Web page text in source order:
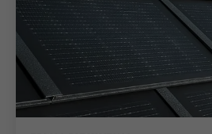
SCOPO
Questo cookie
per raggruppare le
pagine (crosspage),
può essere